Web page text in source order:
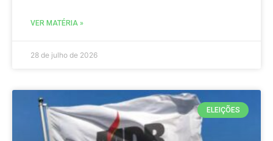
VER MATÉRIA »
28 de julho de 2026
ELEIÇÕES